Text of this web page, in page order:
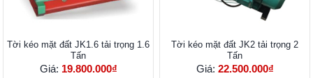
Tời kéo mặt đất JK1.6 tải trọng 1.6
Tấn
Giá: 19.800.000₫
Tời kéo mặt đất JK2 tải trọng 2
Tấn
Giá: 22.500.000₫